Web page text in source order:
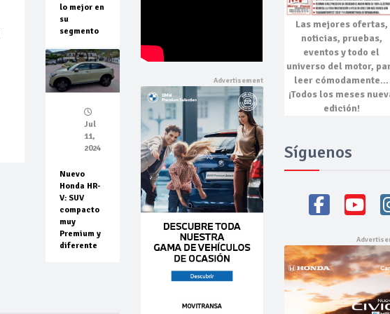
lo mejor en
su
segmento
Jul
11,
2024
Nuevo
Honda HR-
V: SUV
compacto
muy
Premium y
diferente
Las mejores ofertas,
noticias, pruebas,
eventosy todo el
universo del motor,
leer cómodamente…
¡Todos los meses
edición!
Síguenos